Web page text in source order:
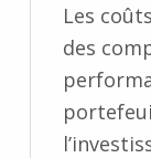
Les
des